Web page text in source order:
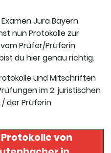
Jura Bayern
nun Protokolle zur
Prüfer/Prüferin
du hier genau richtig.
und Mitschriften
im 2. juristischen
der Prüferin
von